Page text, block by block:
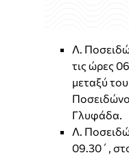
Λ.
τις ώρες
μεταξύ
Γλυφάδα.
Λ.
09.30΄,